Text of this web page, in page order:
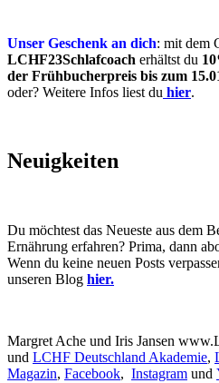
Unser Geschenk an dich: mit dem
LCHF23Schlafcoach erhältst du
der Frühbucherpreis bis zum
oder? Weitere Infos liest du hier.
Neuigkeiten
Du möchtest das Neueste aus dem
Ernährung erfahren? Prima, dann
Wenn du keine neuen Posts
unseren Blog hier.
Margret Ache und Iris Jansen
und LCHF Deutschland Akademie,
Magazin, Facebook, Instagram und